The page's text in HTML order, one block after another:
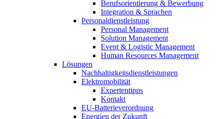
Berufsorientierung & Bewerbung
Integration & Sprachen
Personaldienstleistung
Personal Management
Solution Management
Event & Logistic Management
Human Resources Management
Lösungen
Nachhaltigkeitsdienstleistungen
Elektromobilität
Expertentipps
Kontakt
EU-Batterieverordnung
Energien der Zukunft